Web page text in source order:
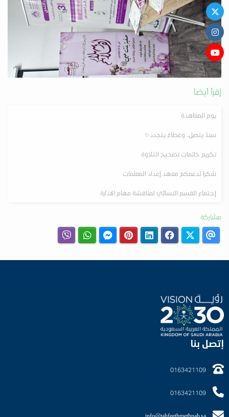
إقرأ أيضا
يوم المعاهدة
‏سندٌ يتصل.. وعطاءٌ يتجدد✨
تكريم خاتمات تصحيح التلاوة
شكرا لدعمكم معهد إعداد المعلمات
إجتماع القسم النسائي لمناقشة مهام الادارة
مشاركة
إتصل بنا
0163421109
0163421109
info@tahfeethmethnab.sa